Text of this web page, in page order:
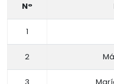
N°
1
2